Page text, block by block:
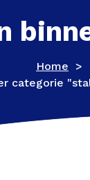
Home >
categorie